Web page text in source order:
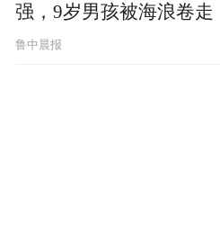
强，9岁男孩被海浪卷走
鲁中晨报